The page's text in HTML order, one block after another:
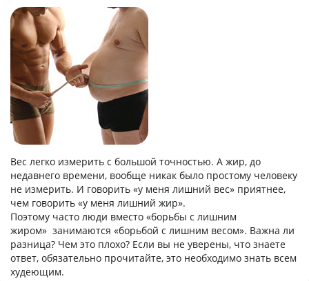
Вес легко измерить с большой точностью. А жир, до
недавнего времени, вообще никак было простому человеку
не измерить. И говорить «у меня лишний вес» приятнее,
чем говорить «у меня лишний жир».
Поэтому часто люди вместо «борьбы с лишним
жиром» занимаются «борьбой с лишним весом». Важна ли
разница? Чем это плохо? Если вы не уверены, что знаете
ответ, обязательно прочитайте, это необходимо знать всем
худеющим.